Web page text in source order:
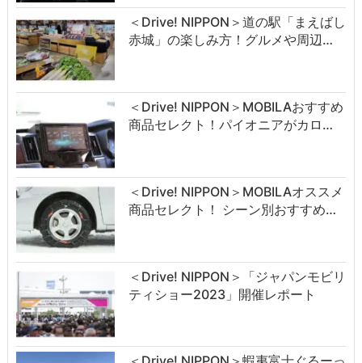
＜Drive! NIPPON＞道の駅「まえばし
赤城」の楽しみ方！グルメや周辺…
＜Drive! NIPPON＞MOBILAおすすめ
商品セレクト！パイオニアがカロ…
＜Drive! NIPPON＞MOBILAオススメ
商品セレクト！ シーン別おすすめ…
＜Drive! NIPPON＞「ジャパンモビリ
ティショー2023」開催レポート